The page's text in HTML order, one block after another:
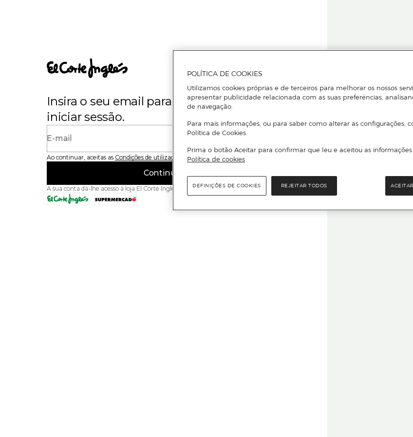
Insira o seu email para se registar ou
iniciar sessão.
E-mail
Ao continuar, aceitas as Condições de utilização do site
Continuar
A sua conta dá-lhe acesso à loja El Corte Inglés e ao Supermercado El Corte Inglés.
Para
Leia o
POLÍTICA DE COOKIES
Utilizamos cookies próprias e de terceiros para melhorar os nossos
apresentar publicidade relacionada com as suas preferências,
de navegação.
Para mais informações, ou para saber como alterar as configurações,
Política de Cookies.
Prima o botão Aceitar para confirmar que leu e aceitou as
Política de cookies
REJEITAR TODOS
DEFINIÇÕES DE COOKIES